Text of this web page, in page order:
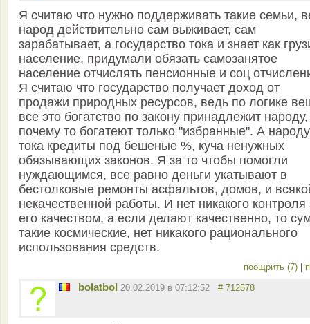
Я считаю что нужно поддерживать такие семьи,
народ действительно сам выживает, сам
зарабатывает, а государство тока и знает как
население, придумали обязать самозанятое
население отчислять пенсионные и соц
Я считаю что государство получает доход от
продажи природных ресурсов, ведь по логике
все это богатство по закону принадлежит
почему то богатеют только "избранные". А народу
тока кредиты под бешеные %, куча ненужных
обязывающих законов. Я за то чтобы помогли
нуждающимся, все равно деньги укатывают в
бестолковые ремонты асфальтов, домов, и
некачественной работы. И нет никакого контроля
его качеством, а если делают качественно, то
такие космические, нет никакого рационального
использования средств.
поощрить (7)
bolatbol 20.02.2019 в 07:12:52 # 712578